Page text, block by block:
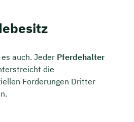
auch. Jeder Pferdehalter
die
Forderungen Dritter